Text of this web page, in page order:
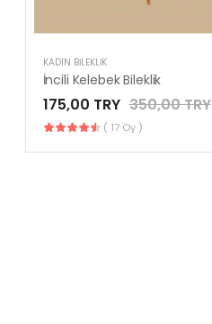
KADIN BILEKLIK
İncili Kelebek Bileklik
175,00 TRY 350,00 TRY
( 17 Oy )